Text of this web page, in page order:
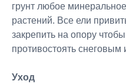
грунт любое
растений. Все ели
закрепить на опору
противостоять снеговым
Уход